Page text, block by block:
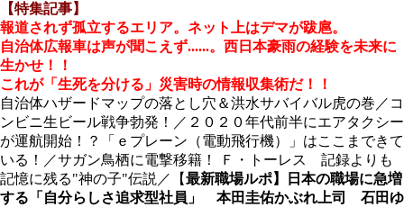
【特集記事】
報道されず孤立するエリア。ネット上はデマが跋扈。
自治体広報車は声が聞こえず......。西日本豪雨の経験を未来に
生かせ！！
これが「生死を分ける」災害時の情報収集術だ！！
自治体ハザードマップの落とし穴＆洪水サバイバル虎の巻／コ
ンビニ生ビール戦争勃発！／２０２０年代前半にエアタクシー
が運航開始！？「ｅプレーン（電動飛行機）」はここまできて
いる！／サガン鳥栖に電撃移籍！ Ｆ・トーレス 記録よりも
記憶に残る"神の子"伝説／【最新職場ルポ】日本の職場に急増
する「自分らしさ追求型社員」 本田圭佑かぶれ上司 石田ゆ